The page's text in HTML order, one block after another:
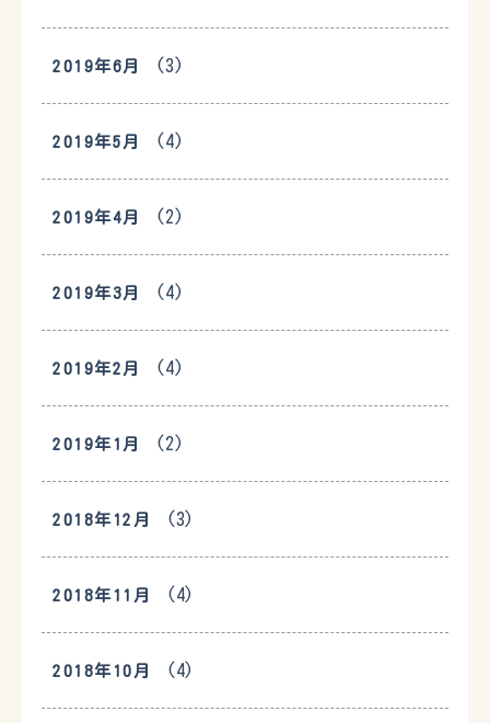
2019年6月 (3)
2019年5月 (4)
2019年4月 (2)
2019年3月 (4)
2019年2月 (4)
2019年1月 (2)
2018年12月 (3)
2018年11月 (4)
2018年10月 (4)